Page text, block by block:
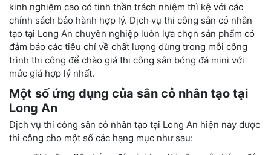
kinh nghiệm cao có tinh thần trách nhiệm thì kệ với các
chính sách bảo hành hợp lý. Dịch vụ thi công sân cỏ nhân
tạo tại Long An chuyên nghiệp luôn lựa chọn sản phẩm cỏ
đảm bảo các tiêu chí về chất lượng dùng trong mỗi công
trình thi công để chào giá thi công sân bóng đá mini với
mức giá hợp lý nhất.
Một số ứng dụng của sân cỏ nhân tạo tại
Long An
Dịch vụ thi công sân cỏ nhân tạo tại Long An hiện nay được
thi công cho một số các hạng mục như sau: